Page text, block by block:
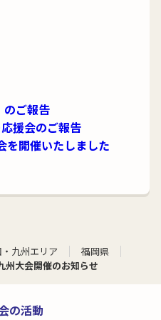
のご報告
援会のご報告
を開催いたしました
九州エリア
福岡県
州大会開催のお知らせ
の活動